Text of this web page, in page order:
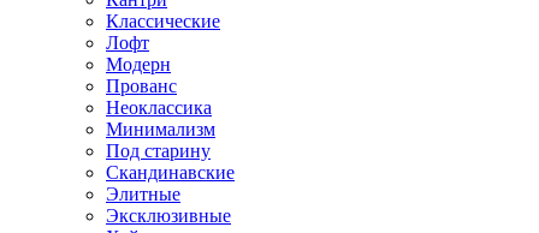
Классические
Лофт
Модерн
Прованс
Неоклассика
Минимализм
Под старину
Скандинавские
Элитные
Эксклюзивные